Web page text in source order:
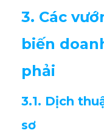
3. Các
biến
phải
3.1. Dịch
sơ